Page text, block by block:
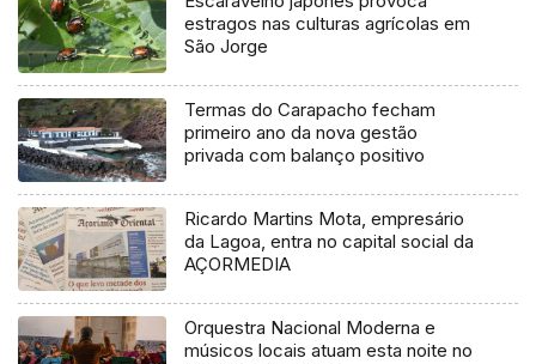
estragos nas culturas agrícolas em
São Jorge
Termas do Carapacho fecham
primeiro ano da nova gestão
privada com balanço positivo
Ricardo Martins Mota, empresário
da Lagoa, entra no capital social da
AÇORMEDIA
Orquestra Nacional Moderna e
músicos locais atuam esta noite no